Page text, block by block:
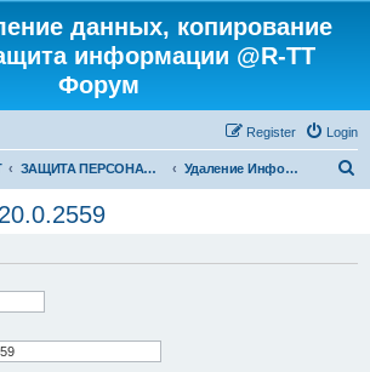
данных, копирование
информации @R-TT
Форум
Login
Register
ЗАЩИТА ПЕРСОНАЛЬНЫХ ДАННЫХ И БЕЗОПАСНОСТЬ Удаление Информации с Диска